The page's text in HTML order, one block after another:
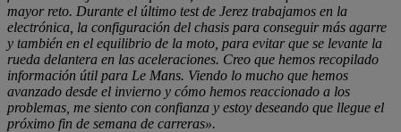
mayor reto. Durante el último test de Jerez trabajamos en la
electrónica, la configuración del chasis para conseguir más agarre
y también en el equilibrio de la moto, para evitar que se levante la
rueda delantera en las aceleraciones. Creo que hemos recopilado
información útil para Le Mans. Viendo lo mucho que hemos
avanzado desde el invierno y cómo hemos reaccionado a los
problemas, me siento con confianza y estoy deseando que llegue el
próximo fin de semana de carreras».